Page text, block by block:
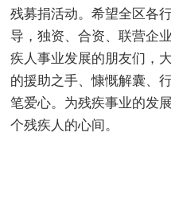
残募捐活动。希望全区各
导，独资、合资、联营企
疾人事业发展的朋友们，
的援助之手、慷慨解囊、
笔爱心。为残疾事业的发
个残疾人的心间。